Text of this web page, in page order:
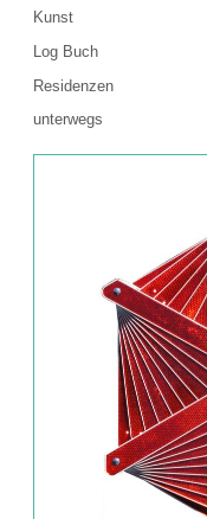
Kunst
Log Buch
Residenzen
unterwegs